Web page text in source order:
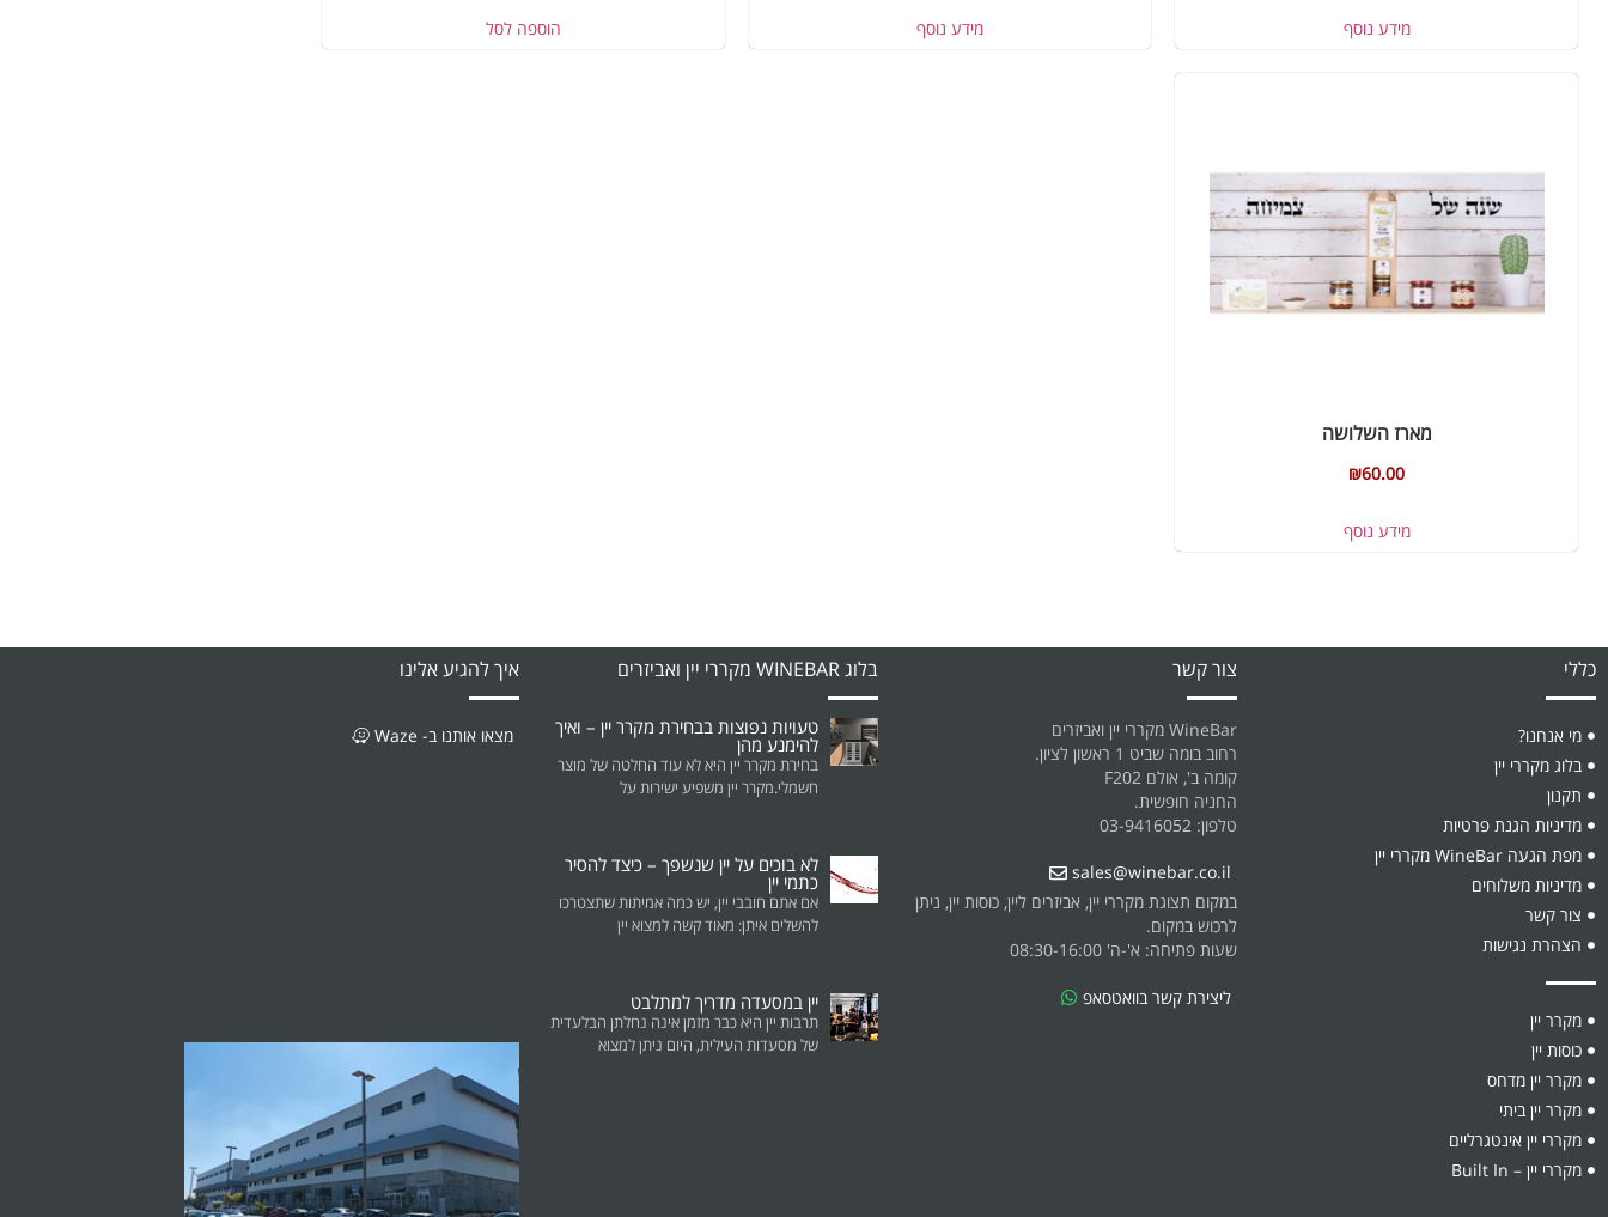
מידע נוסף מידע נוסף הוספה לסל
מארז השלושה
₪60.00
מידע נוסף
כללי
מי אנחנו?
בלוג מקררי יין
תקנון
מדיניות הגנת פרטיות
מפת הגעה WineBar מקררי יין
מדיניות משלוחים
צור קשר
הצהרת נגישות
מקרר יין
כוסות יין
מקרר יין מדחס
מקרר יין ביתי
מקררי יין אינטגרליים
מקררי יין – Built In
צור קשר
WineBar מקררי יין ואביזרים
רחוב בומה שביט 1 ראשון לציון.
קומה ב', אולם F202
החניה חופשית.
טלפון: 03-9416052
sales@winebar.co.il
במקום תצוגת מקררי יין, אביזרים ליין, כוסות יין, ניתן
לרכוש במקום.
שעות פתיחה: א'-ה' 08:30-16:00
ליצירת קשר בוואטסאפ
בלוג WINEBAR מקררי יין ואביזרים
טעויות נפוצות בבחירת מקרר יין – ואיך
להימנע מהן
בחירת מקרר יין היא לא עוד החלטה של מוצר
חשמלי.מקרר יין משפיע ישירות על
לא בוכים על יין שנשפך – כיצד להסיר
כתמי יין
אם אתם חובבי יין, יש כמה אמיתות שתצטרכו
להשלים איתן: מאוד קשה למצוא יין
יין במסעדה מדריך למתלבט
תרבות יין היא כבר מזמן אינה נחלתן הבלעדית
של מסעדות העילית, היום ניתן למצוא
איך להגיע אלינו
מצאו אותנו ב- Waze